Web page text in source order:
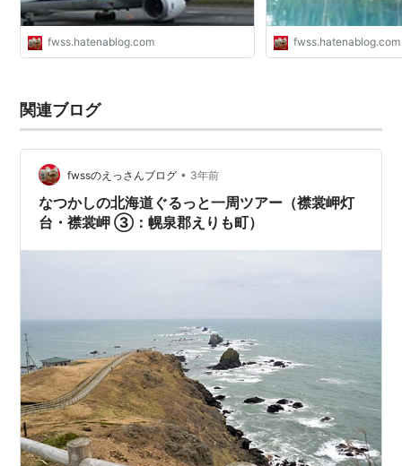
fwss.hatenablog.com fwss.hatenablog.com
関連ブログ
fwssのえっさんブログ • 3年前
なつかしの北海道ぐるっと一周ツアー（襟裳岬灯
台・襟裳岬 ③：幌泉郡えりも町）